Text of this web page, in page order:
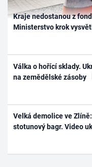
Kraje nedostanou z
Ministerstvo krok
Válka o hořící sklady.
na zemědělské zásoby
Velká demolice ve
stotunový bagr. Video